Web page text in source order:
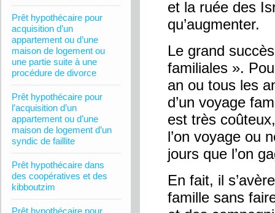
Prêt hypothécaire pour
acquisition d’un
appartement ou d’une
maison de logement ou
une partie suite à une
procédure de divorce
Prêt hypothécaire pour
l’acquisition d’un
appartement ou d’une
maison de logement d’un
syndic de faillite
Prêt hypothécaire dans
des coopératives et des
kibboutzim
Prêt hypothécaire pour
et la ruée des
qu’augmenter.
Le grand
familiales ».
an ou tous les
d’un voyage
est très
l’on voyage ou
jours que l’on
En fait, il
famille sans